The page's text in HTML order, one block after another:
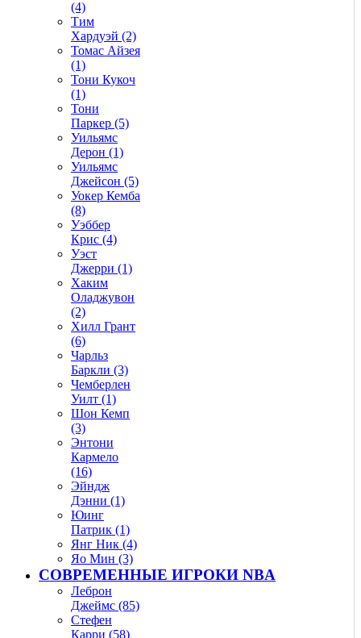
(4)
Тим
Хардуэй (2)
Томас Айзея
(1)
Тони Кукоч
(1)
Тони
Паркер (5)
Уильямс
Дерон (1)
Уильямс
Джейсон (5)
Уокер Кемба
(8)
Уэббер
Крис (4)
Уэст
Джерри (1)
Хаким
Оладжувон
(2)
Хилл Грант
(6)
Чарльз
Баркли (3)
Чемберлен
Уилт (1)
Шон Кемп
(3)
Энтони
Кармело
(16)
Эйндж
Дэнни (1)
Юинг
Патрик (1)
Янг Ник (4)
Яо Мин (3)
СОВРЕМЕННЫЕ ИГРОКИ NBA
Леброн
Джеймс (85)
Стефен
Карри (58)